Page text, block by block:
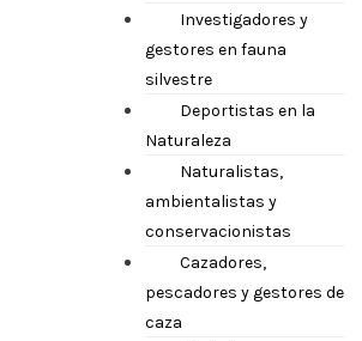
Investigadores y
gestores en fauna
silvestre
Deportistas en la
Naturaleza
Naturalistas,
ambientalistas y
conservacionistas
Cazadores,
pescadores y gestores de
caza